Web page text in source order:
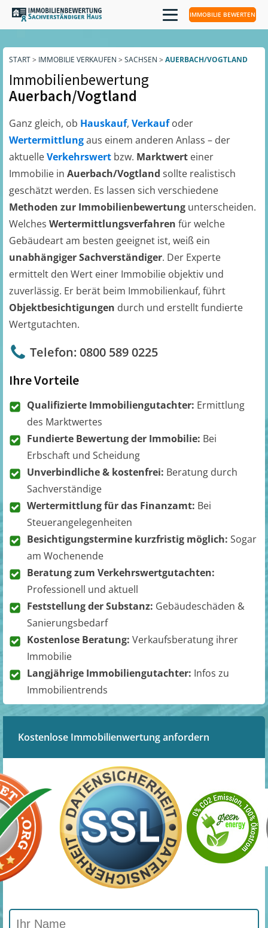
IMMOBILIE BEWERTEN
START> IMMOBILIE VERKAUFEN > SACHSEN > AUERBACH/VOGTLAND
Immobilienbewertung
Auerbach/Vogtland
Ganz gleich, ob Hauskauf, Verkaufoder
Wertermittlungaus einem anderen Anlass – der
aktuelleVerkehrswert bzw. Marktwert einer
Immobilie in Auerbach/Vogtland sollte realistisch
geschätzt werden. Es lassen sich verschiedene
Methoden zur Immobilienbewertung unterscheiden.
Welches Wertermittlungsverfahren für welche
Gebäudeart am besten geeignet ist, weiß ein
unabhängiger Sachverständiger. Der Experte
ermittelt den Wert einer Immobilie objektiv und
zuverlässig. Er berät beim Immobilienkauf, führt
Objektbesichtigungen durch und erstellt fundierte
Wertgutachten.
Telefon: 0800 589 0225
Ihre Vorteile
Qualifizierte Immobiliengutachter: Ermittlung
des Marktwertes
Fundierte Bewertung der Immobilie: Bei
Erbschaft und Scheidung
Unverbindliche & kostenfrei: Beratung durch
Sachverständige
Wertermittlung für das Finanzamt: Bei
Steuerangelegenheiten
Besichtigungstermine kurzfristig möglich: Sogar
am Wochenende
Beratung zum Verkehrswertgutachten:
Professionell und aktuell
Feststellung der Substanz: Gebäudeschäden &
Sanierungsbedarf
Kostenlose Beratung: Verkaufsberatung ihrer
Immobilie
Langjährige Immobiliengutachter: Infos zu
Immobilientrends
Kostenlose Immobilienwertung anfordern